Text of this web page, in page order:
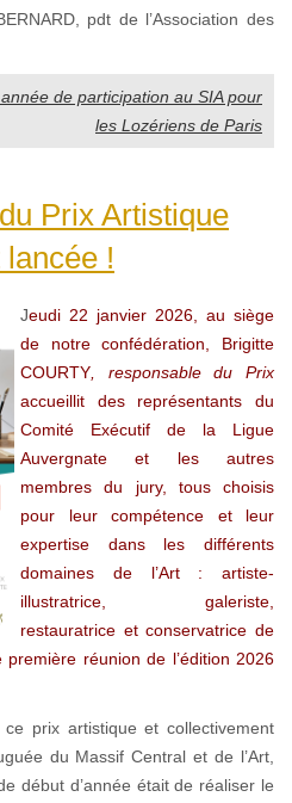
pdt de l’Association des
de participation au SIA pour
les Lozériens de Paris
Prix Artistique
lancée !
Jeudi 22 janvier 2026, au siège
de notre confédération, Brigitte
COURTY, responsable du Prix
accueillit des représentants du
Comité Exécutif de la Ligue
Auvergnate et les autres
membres du jury, tous choisis
pour leur compétence et leur
expertise dans les différents
domaines de l’Art : artiste-
illustratrice, galeriste,
restauratrice et conservatrice de
réunion de l’édition 2026
prix artistique et collectivement
du Massif Central et de l’Art,
début d’année était de réaliser le